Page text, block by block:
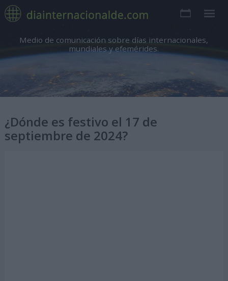
Medio de comunicación sobre días internacionales,
mundiales y efemérides.
¿Dónde es festivo el 17 de
septiembre de 2024?